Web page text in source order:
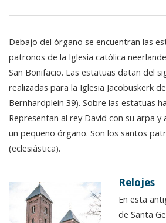
Debajo del órgano se encuentran las
patronos de la Iglesia católica
San Bonifacio. Las estatuas datan del
realizadas para la Iglesia Jacobuskerk
Bernhardplein 39). Sobre las estatuas
Representan al rey David con su arpa y
un pequeño órgano. Son los santos
(eclesiástica).
Relojes
En esta
de Santa